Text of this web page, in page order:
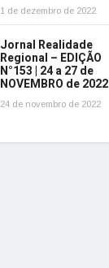
1 de dezembro de 2022
Jornal Realidade
Regional – EDIÇÃO
N°153 | 24 a 27 de
NOVEMBRO de 2022
24 de novembro de 2022